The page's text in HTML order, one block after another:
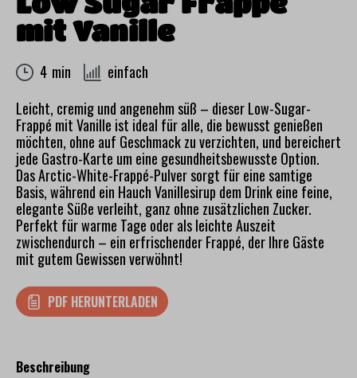
mit Vanille
4 min
einfach
Leicht, cremig und angenehm süß – dieser Low-Sugar-
Frappé mit Vanille ist ideal für alle, die bewusst genießen
möchten, ohne auf Geschmack zu verzichten, und bereichert
jede Gastro-Karte um eine gesundheitsbewusste Option.
Das Arctic-White-Frappé-Pulver sorgt für eine samtige
Basis, während ein Hauch Vanillesirup dem Drink eine feine,
elegante Süße verleiht, ganz ohne zusätzlichen Zucker.
Perfekt für warme Tage oder als leichte Auszeit
zwischendurch – ein erfrischender Frappé, der Ihre Gäste
mit gutem Gewissen verwöhnt!
PDF HERUNTERLADEN
Beschreibung